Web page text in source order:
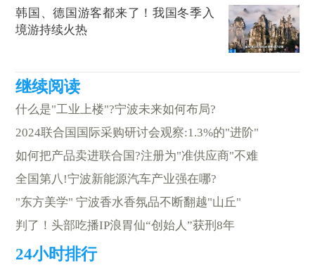
韩国、德国游客都来了！我国冬季入
境游持续火热
什么是"工业上楼"?宁波未来如何布局?
2024联合国国际采购研讨会观察:1.3%的"进阶"
如何把产品卖进联合国?注册为"准供应商"不难
全国第八!宁波新能源汽车产业强在哪?
"东方美学" 宁波香水香氛品不断翻越"山丘"
判了！头部吃播IP浪胃仙“创始人”获刑8年